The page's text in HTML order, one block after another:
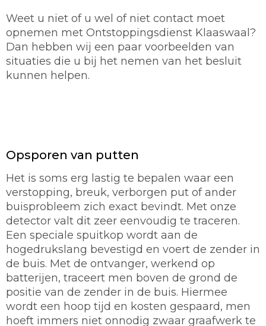
Weet u niet of u wel of niet contact moet
opnemen met Ontstoppingsdienst Klaaswaal?
Dan hebben wij een paar voorbeelden van
situaties die u bij het nemen van het besluit
kunnen helpen.
Opsporen van putten
Het is soms erg lastig te bepalen waar een
verstopping, breuk, verborgen put of ander
buisprobleem zich exact bevindt. Met onze
detector valt dit zeer eenvoudig te traceren.
Een speciale spuitkop wordt aan de
hogedrukslang bevestigd en voert de zender in
de buis. Met de ontvanger, werkend op
batterijen, traceert men boven de grond de
positie van de zender in de buis. Hiermee
wordt een hoop tijd en kosten gespaard, men
hoeft immers niet onnodig zwaar graafwerk te